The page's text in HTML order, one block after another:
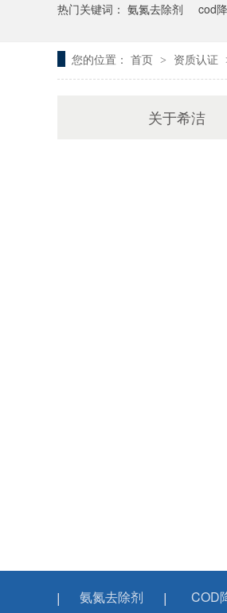
热门关键词： 氨氮去除剂 cod
您的位置： 首页 > 资质认证
关于希洁
氨氮去除剂 COD